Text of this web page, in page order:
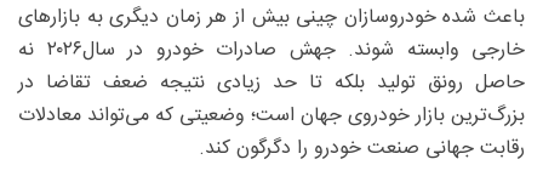
باعث شده خودروسازان چینی بیش از هر زمان دیگری به بازارهای
خارجی وابسته شوند. جهش صادرات خودرو در سال۲۰۲۶ نه
حاصل رونق تولید بلکه تا حد زیادی نتیجه ضعف تقاضا در
بزرگ‌ترین بازار خودروی جهان است؛ وضعیتی که می‌تواند معادلات
رقابت جهانی صنعت خودرو را دگرگون کند.